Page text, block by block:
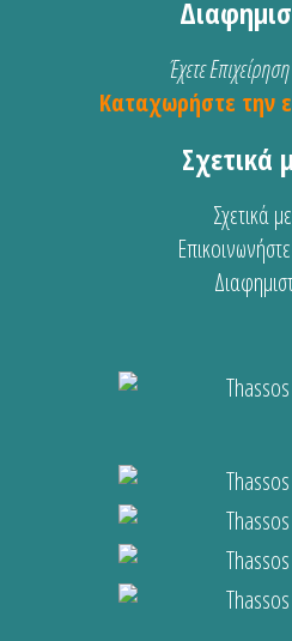
Έχετε
Καταχωρήστε την
Σχετικά
Σχετικά